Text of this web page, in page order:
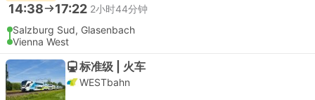
14:38 17:22 2小时44分钟
Salzburg Sud, Glasenbach
Vienna West
标准级 | 火车
WESTbahn